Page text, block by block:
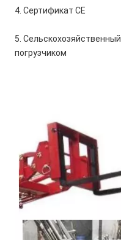
4. Сертификат СЕ
5.
погрузчиком